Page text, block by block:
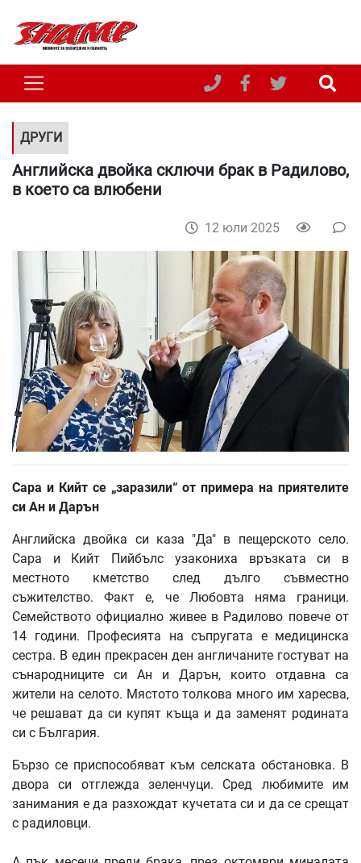
ДРУГИ
Английска двойка сключи брак в Радилово,
в което са влюбени
12 юли 2025
Сара и Кийт се „заразили“ от примера на приятелите
си Ан и Дарън
Английска двойка си каза "Да" в пещерското село.
Сара и Кийт Пийбълс узакониха връзката си в
местното кметство след дълго съвместно
съжителство. Факт е, че Любовта няма граници.
Семейството официално живее в Радилово повече от
14 години. Професията на съпругата е медицинска
сестра. В един прекрасен ден англичаните гостуват на
сънародниците си Ан и Дарън, които отдавна са
жители на селото. Мястото толкова много им харесва,
че решават да си купят къща и да заменят родината
си с България.
Бързо се приспособяват към селската обстановка. В
двора си отглежда зеленчуци. Сред любимите им
занимания е да разхождат кучетата си и да се срещат
с радиловци.